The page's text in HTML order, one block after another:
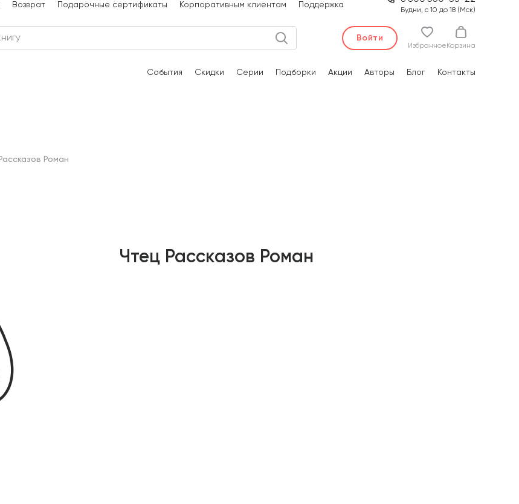
Возврат Подарочные сертификаты Корпоративным клиентам Поддержка
Будни, с 10 до 18 (Мск)
Войти
Избранное Корзина
События Скидки Серии Подборки Акции Авторы Блог Контакты
Рассказов Роман
Чтец Рассказов Роман